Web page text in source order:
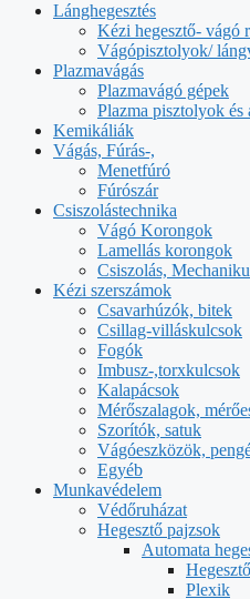
Lánghegesztés
Kézi hegesztő- vágó
Vágópisztolyok/
Plazmavágás
Plazmavágó gépek
Plazma pisztolyok és
Kemikáliák
Vágás, Fúrás-,
Menetfúró
Fúrószár
Csiszolástechnika
Vágó Korongok
Lamellás korongok
Csiszolás,
Kézi szerszámok
Csavarhúzók, bitek
Csillag-villáskulcsok
Fogók
Imbusz-,torxkulcsok
Kalapácsok
Mérőszalagok,
Szorítók, satuk
Vágóeszközök,
Egyéb
Munkavédelem
Védőruházat
Hegesztő pajzsok
Automata
Plexik